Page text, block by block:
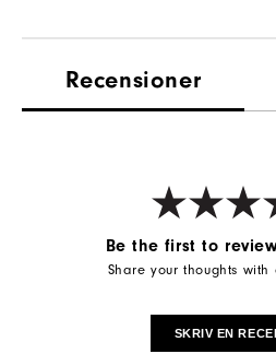
Recensioner
Be the first to
Share your thoughts with
SKRIV EN